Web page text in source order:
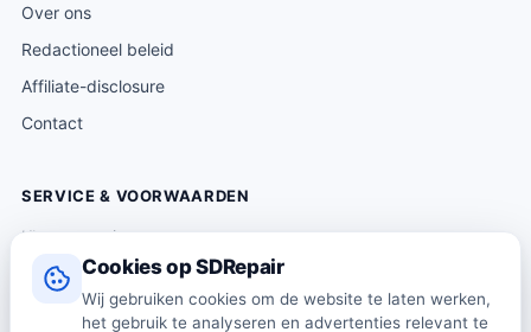
Cookies op SDRepair
Wij gebruiken cookies om de website te laten werken,
het gebruik te analyseren en advertenties relevant te
Over ons
Redactioneel beleid
Affiliate-disclosure
Contact
SERVICE & VOORWAARDEN
Klantenservice
Verzending & levering
Retourneren